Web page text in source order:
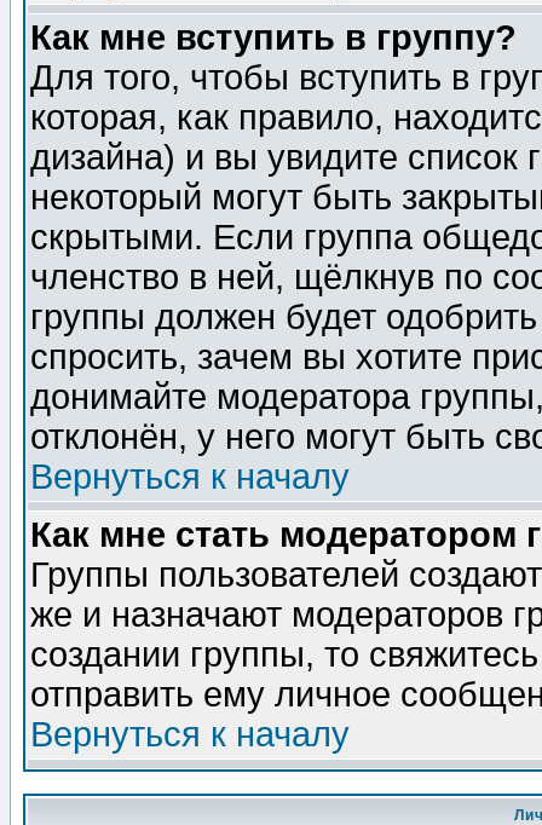
Как мне вступить в группу?
Для того, чтобы вступить в
которая, как правило,
дизайна) и вы увидите список
некоторый могут быть
скрытыми. Если группа
членство в ней, щёлкнув по
группы должен будет
спросить, зачем вы хотите
донимайте модератора
отклонён, у него могут быть
Вернуться к началу
Как мне стать модератором
Группы пользователей
же и назначают модераторов
создании группы, то
отправить ему личное
Вернуться к началу